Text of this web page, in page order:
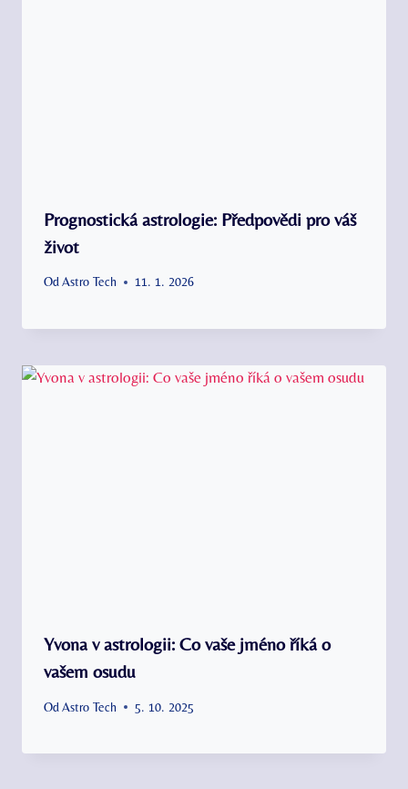
Prognostická astrologie: Předpovědi pro váš
život
OdAstro Tech 11. 1. 2026
Yvona v astrologii: Co vaše jméno říká o
vašem osudu
Od Astro Tech 5. 10. 2025